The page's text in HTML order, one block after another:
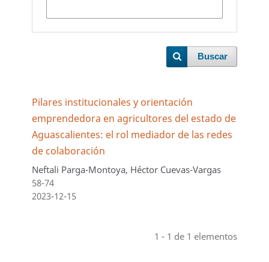
Buscar
Pilares institucionales y orientación
emprendedora en agricultores del estado de
Aguascalientes: el rol mediador de las redes
de colaboración
Neftali Parga-Montoya, Héctor Cuevas-Vargas
58-74
2023-12-15
1 - 1 de 1 elementos